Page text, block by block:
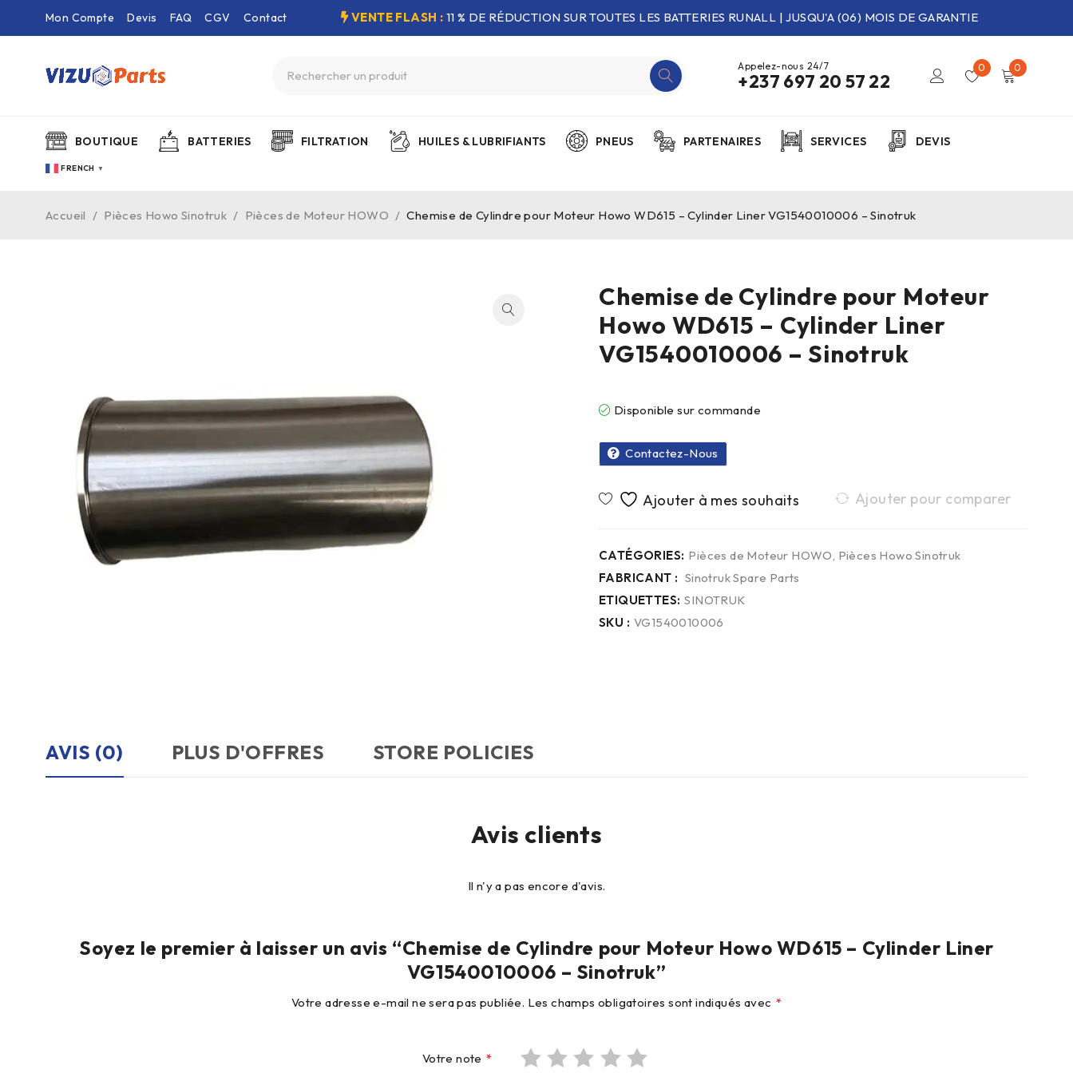
Mon Compte Devis FAQ CGV Contact VENTE FLASH : 11 % DE RÉDUCTION SUR TOUTES LES BATTERIES RUNALL | JUSQU'A (06) MOIS DE GARANTIE
Appelez-nous 24/7
+237 697 20 57 22
0 0
BOUTIQUE BATTERIES FILTRATION HUILES & LUBRIFIANTS PNEUS PARTENAIRES SERVICES DEVIS
FRENCH ▼
Accueil / Pièces Howo Sinotruk / Pièces de Moteur HOWO / Chemise de Cylindre pour Moteur Howo WD615 – Cylinder Liner VG1540010006 – Sinotruk
Chemise de Cylindre pour Moteur
Howo WD615 – Cylinder Liner
VG1540010006 – Sinotruk
Disponible sur commande
Contactez-Nous
Ajouter pour comparer
CATÉGORIES: Pièces de Moteur HOWO Pièces Howo Sinotruk
FABRICANT : Sinotruk Spare Parts
ETIQUETTES: SINOTRUK
SKU : VG1540010006
AVIS (0) PLUS D'OFFRES STORE POLICIES
Avis clients
Il n'y a pas encore d'avis.
Soyez le premier à laisser un avis “Chemise de Cylindre pour Moteur Howo WD615 – Cylinder Liner
VG1540010006 – Sinotruk”
Votre adresse e-mail ne sera pas publiée. Les champs obligatoires sont indiqués avec *
Votre note *